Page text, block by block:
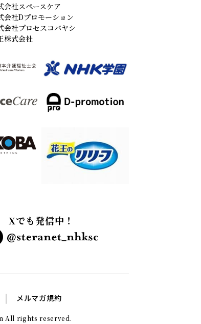
会社スペースケア
会社Dプロモーション
会社プロセスコバヤシ
株式会社
Xでも発信中！
メルマガ規約
All rights reserved.